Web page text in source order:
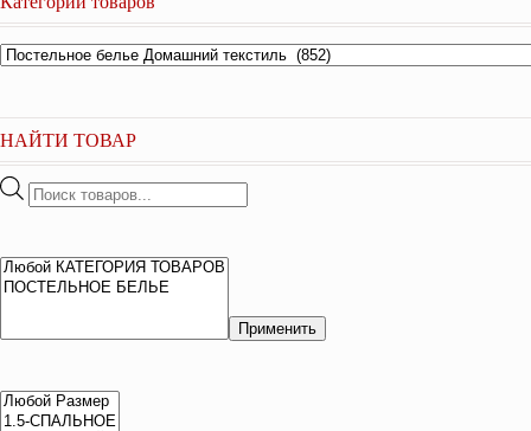
НАЙТИ ТОВАР
Поиск
Применить